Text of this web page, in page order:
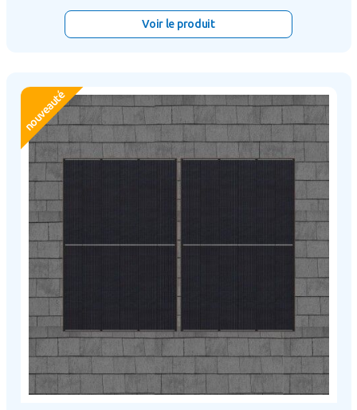
Voir le produit
nouveauté